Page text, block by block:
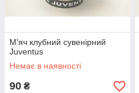
М'яч клубний сувенірний
Juventus
Немає в наявності
90 ₴